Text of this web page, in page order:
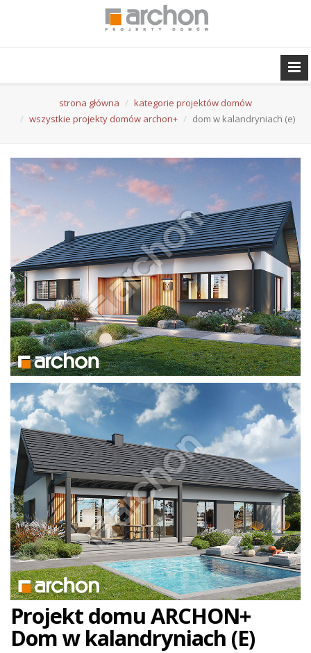
strona główna
kategorie projektów domów
wszystkie projekty domów archon+
dom w kalandryniach (e)
Projekt domu ARCHON+
Dom w kalandryniach (E)